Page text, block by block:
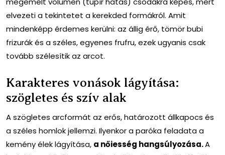
elvezeti a tekintetet a kerekded formákról. Amit
mindenképp érdemes kerülni: az állig érő, tömör bubi
frizurák és a széles, egyenes frufru, ezek ugyanis csak
tovább szélesítik az arcot.
Karakteres vonások lágyítása:
szögletes és szív alak
A szögletes arcformát az erős, határozott állkapocs és
a széles homlok jellemzi. Ilyenkor a paróka feladata a
kemény élek lágyítása, a nőiesség hangsúlyozása.A